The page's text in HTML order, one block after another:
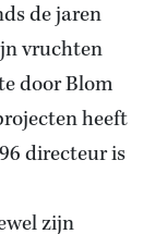
de jaren
vruchten
door Blom
heeft
directeur is
zijn